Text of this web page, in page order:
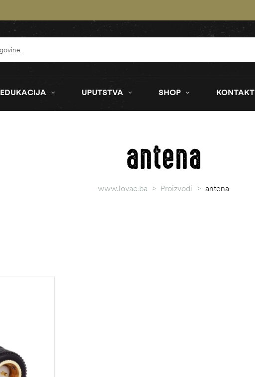
EDUKACIJA UPUTSTVA SHOP KONTAKT
antena
www.lovac.ba > Proizvodi > antena